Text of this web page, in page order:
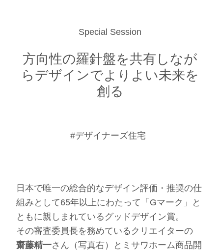
Special Session
方向性の羅針盤を共有しなが
らデザインでよりよい未来を
創る
#デザイナーズ住宅
日本で唯一の総合的なデザイン評価・推奨の仕
組みとして65年以上にわたって「Gマーク」と
ともに親しまれているグッドデザイン賞。
その審査委員長を務めているクリエイターの
齋藤精一さん（写真右）とミサワホーム商品開